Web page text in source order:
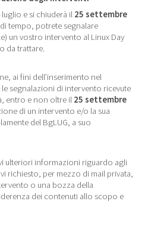
e si chiuderà il 25 settembre
tempo, potrete segnalare
un vostro intervento al Linux Day
da trattare.
ai fini dell’inserimento nel
segnalazioni di intervento ricevute
entro e non oltre il 25 settembre
di un intervento e/o la sua
del BgLUG, a suo
ulteriori informazioni riguardo agli
richiesto, per mezzo di mail privata,
o una bozza della
dei contenuti allo scopo e